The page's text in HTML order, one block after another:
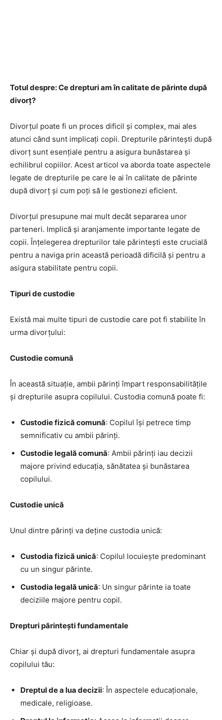
Totul despre: Ce drepturi am în calitate de părinte după
divorț?
Divorțul poate fi un proces dificil și complex, mai ales
atunci când sunt implicați copii. Drepturile părintești după
divorț sunt esențiale pentru a asigura bunăstarea și
echilibrul copiilor. Acest articol va aborda toate aspectele
legate de drepturile pe care le ai în calitate de părinte
după divorț și cum poți să le gestionezi eficient.
Divorțul presupune mai mult decât separarea unor
parteneri. Implică și aranjamente importante legate de
copii. Înțelegerea drepturilor tale părintești este crucială
pentru a naviga prin această perioadă dificilă și pentru a
asigura stabilitate pentru copii.
Tipuri de custodie
Există mai multe tipuri de custodie care pot fi stabilite în
urma divorțului:
Custodie comună
În această situație, ambii părinți împart responsabilitățile
și drepturile asupra copilului. Custodia comună poate fi:
Custodie fizică comună: Copilul își petrece timp
semnificativ cu ambii părinți.
Custodie legală comună: Ambii părinți iau decizii
majore privind educația, sănătatea și bunăstarea
copilului.
Custodie unică
Unul dintre părinți va deține custodia unică:
Custodia fizică unică: Copilul locuiește predominant
cu un singur părinte.
Custodia legală unică: Un singur părinte ia toate
deciziile majore pentru copil.
Drepturi părintești fundamentale
Chiar și după divorț, ai drepturi fundamentale asupra
copilului tău:
Dreptul de a lua decizii: În aspectele educaționale,
medicale, religioase.